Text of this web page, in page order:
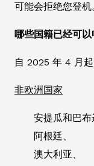
可能会拒绝您登机
哪些国籍已经可以
自 2025 年 4 月
非欧洲国家
安提瓜和巴布
阿根廷、
澳大利亚、